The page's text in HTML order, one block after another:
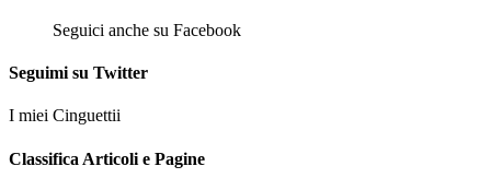
Seguici anche su Facebook
Seguimi su Twitter
I miei Cinguettii
Classifica Articoli e Pagine